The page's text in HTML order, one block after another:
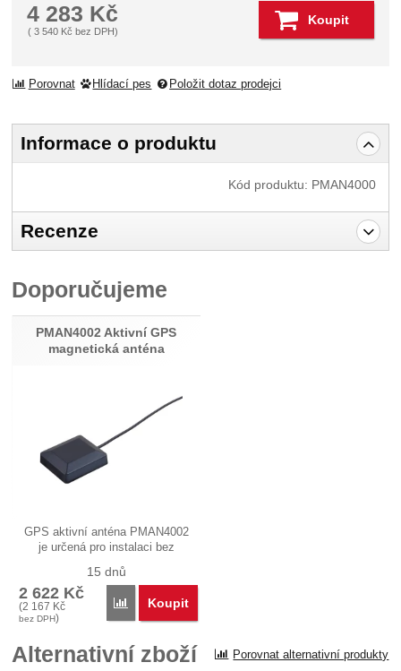
4 283 Kč
(3 540 Kč bez DPH)
Koupit
Porovnat Hlídací pes Položit dotaz prodejci
Informace o produktu
Kód produktu: PMAN4000
Recenze
Recenze
Nebyla přidána žádná recenze.
Doporučujeme
PMAN4002 Aktivní GPS
magnetická anténa
GPS aktivní anténa PMAN4002
je určená pro instalaci bez
15 dnů
2 622 Kč
(2 167 Kč
bez DPH)
Porovnat
Koupit
Alternativní zboží Porovnat alternativní produkty